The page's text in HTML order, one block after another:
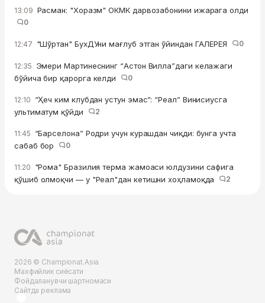
13:09 Расман: "Хоразм" ОКМК дарвозабонини ижарага олди
0
12:47 "Шўртан" БухДУни мағлуб этган ўйиндан ГАЛЕРЕЯ 0
12:35 Эмери Мартинеснинг “Астон Вилла”даги келажаги
бўйича бир қарорга келди
0
12:10 “Ҳеч ким клубдан устун эмас”: “Реал” Винисиусга
ультиматум қўйди
2
11:45 “Барселона” Родри учун курашдан чиқди: бунга учта
сабаб бор
0
11:20 "Рома" Бразилия терма жамоаси юлдузини сафига
қўшиб олмоқчи — у "Реал"дан кетишни хоҳламоқда
2
2026 © Championat.Asia
Махфийлик сиёсати
Фойдаланувчи шартномаси
Сайтда реклама